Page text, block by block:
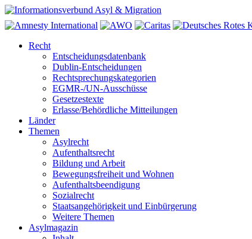
Recht
Entscheidungsdatenbank
Dublin-Entscheidungen
Rechtsprechungskategorien
EGMR-/UN-Ausschüsse
Gesetzestexte
Erlasse/Behördliche Mitteilungen
Länder
Themen
Asylrecht
Aufenthaltsrecht
Bildung und Arbeit
Bewegungsfreiheit und Wohnen
Aufenthaltsbeendigung
Sozialrecht
Staatsangehörigkeit und Einbürgerung
Weitere Themen
Asylmagazin